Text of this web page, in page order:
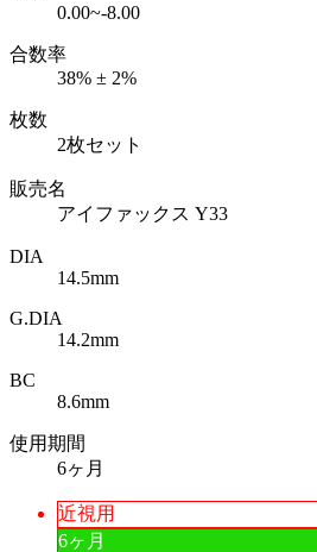
0.00~-8.00
合数率
38% ± 2%
枚数
2枚セット
販売名
アイファックス Y33
DIA
14.5mm
G.DIA
14.2mm
BC
8.6mm
使用期間
6ヶ月
近視用
6ヶ月